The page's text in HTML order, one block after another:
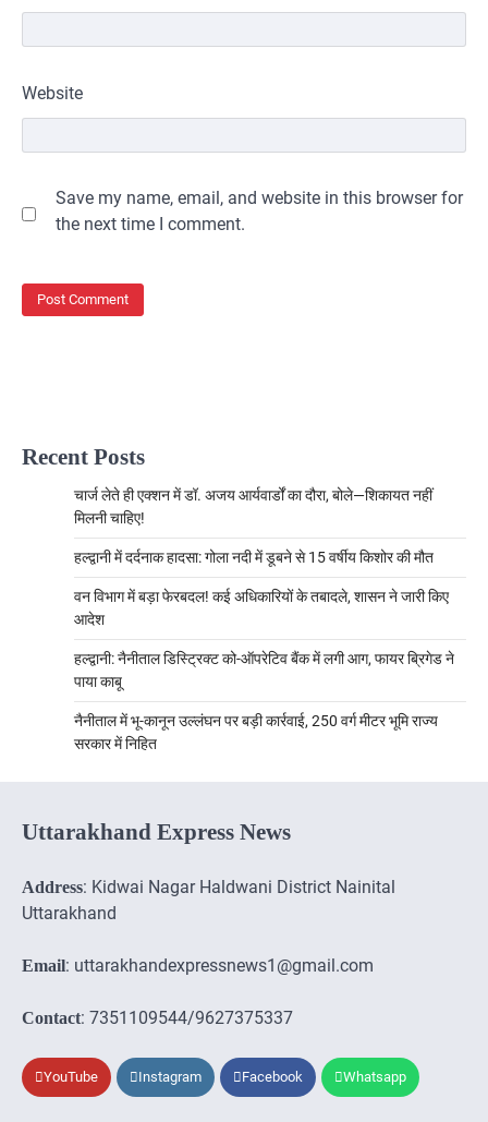
Website
Save my name, email, and website in this browser for
the next time I comment.
Recent Posts
चार्ज लेते ही एक्शन में डॉ. अजय आर्यवार्डों का दौरा, बोले—शिकायत नहीं
मिलनी चाहिए!
हल्द्वानी में दर्दनाक हादसा: गोला नदी में डूबने से 15 वर्षीय किशोर की मौत
वन विभाग में बड़ा फेरबदल! कई अधिकारियों के तबादले, शासन ने जारी किए
आदेश
हल्द्वानी: नैनीताल डिस्ट्रिक्ट को-ऑपरेटिव बैंक में लगी आग, फायर ब्रिगेड ने
पाया काबू
नैनीताल में भू-कानून उल्लंघन पर बड़ी कार्रवाई, 250 वर्ग मीटर भूमि राज्य
सरकार में निहित
Uttarakhand Express News
Address: Kidwai Nagar Haldwani District Nainital
Uttarakhand
Email: uttarakhandexpressnews1@gmail.com
Contact: 7351109544/9627375337
YouTube Instagram Facebook Whatsapp